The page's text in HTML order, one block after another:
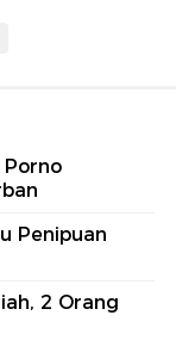
Porno
Penipuan
2 Orang